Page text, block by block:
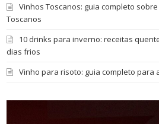
Vinhos Toscanos: guia completo
Toscanos
10 drinks para inverno: receitas
dias frios
Vinho para risoto: guia completo para